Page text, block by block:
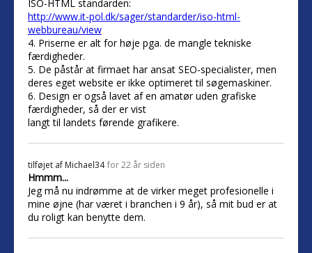
ISO-HTML standarden:
http://www.it-pol.dk/sager/standarder/iso-html-
webbureau/view
4. Priserne er alt for høje pga. de mangle tekniske
færdigheder.
5. De påstår at firmaet har ansat SEO-specialister, men
deres eget website er ikke optimeret til søgemaskiner.
6. Design er også lavet af en amatør uden grafiske
færdigheder, så der er vist
langt til landets førende grafikere.
tilføjet af Michael34 for 22 år siden
Hmmm...
Jeg må nu indrømme at de virker meget profesionelle i
mine øjne (har været i branchen i 9 år), så mit bud er at
du roligt kan benytte dem.